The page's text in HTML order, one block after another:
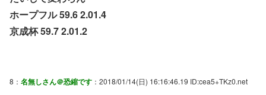
ホープフル 59.6 2.01.4
京成杯 59.7 2.01.2
8： 名無しさん＠恐縮です ：2018/01/14(日) 16:16:46.19 ID:cea5+TKz0.net